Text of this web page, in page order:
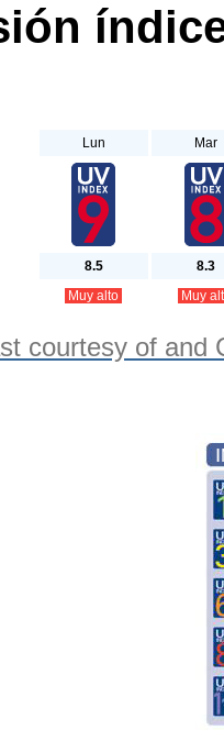
Lun Mar
8.5
8.3
Muy alto
Muy
courtesy of and